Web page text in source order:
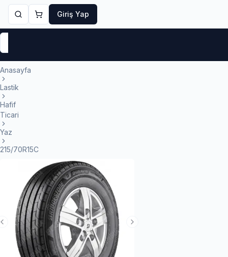
Giriş Yap
Anasayfa
Lastik
Hafif
Ticari
Yaz
215/70R15C
Next Slide
Previous Slide